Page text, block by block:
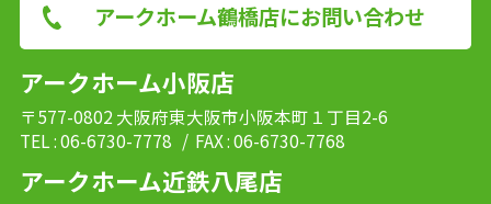
アークホーム鶴橋店にお問い合わせ
アークホーム小阪店
〒577-0802 大阪府東大阪市小阪本町１丁目2-6
TEL : 06-6730-7778 / FAX : 06-6730-7768
アークホーム近鉄八尾店